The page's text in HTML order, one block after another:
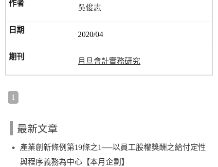
吳俊志
2020/04
月旦會計實務研究
1
最新文章
產業創新條例第19條之1──以員工股權獎酬之給付定性
與程序義務為中心【本月企劃】